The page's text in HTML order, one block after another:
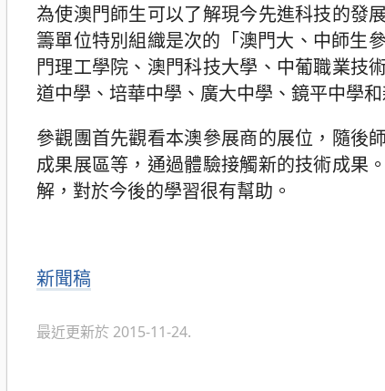
為使澳門師生可以了解現今先進科技的發
籌單位特別組織是次的「澳門大、中師生
門理工學院、澳門科技大學、中葡職業技
道中學、培華中學、廣大中學、鏡平中學和
參觀團首先觀看本澳參展商的展位，隨後
成果展區等，通過體驗接觸新的技術成果
解，對於今後的學習很有幫助。
分
新聞稿
最近更新於 2015-11-24.